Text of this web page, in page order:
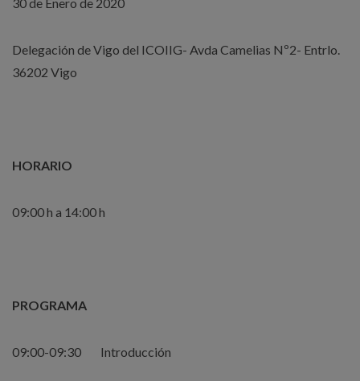
Delegación de Vigo del ICOIIG- Avda Camelias Nº2- Entrlo.
36202 Vigo
HORARIO
09:00 h a 14:00 h
PROGRAMA
09:00-09:30 Introducción